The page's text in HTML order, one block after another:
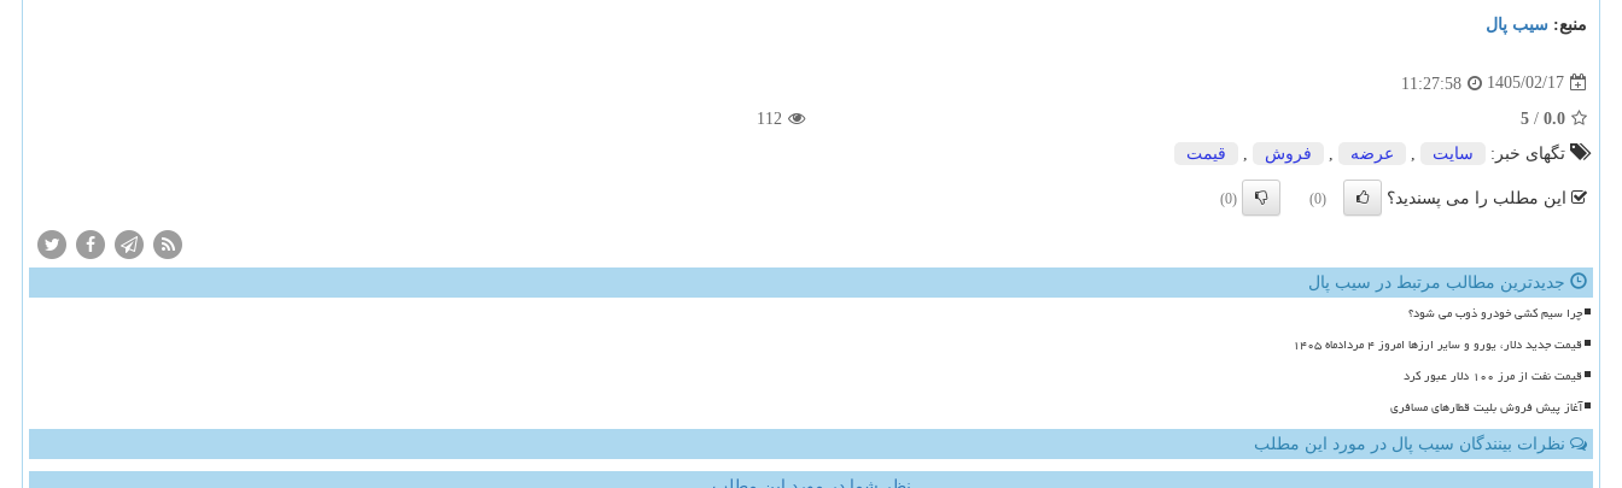
منبع: سیب پال
1405/02/17
11:27:58
0.0
/
5
112
تگهای خبر:
سایت , عرضه , فروش , قیمت
این مطلب را می پسندید؟ (0)
(0)
جدیدترین مطالب مرتبط در سیب پال
چرا سیم کشی خودرو ذوب می شود؟
قیمت جدید دلار، یورو و سایر ارزها امروز ۴ مردادماه ۱۴۰۵
قیمت نفت از مرز ۱۰۰ دلار عبور کرد
آغاز پیش فروش بلیت قطارهای مسافری
نظرات بینندگان سیب پال در مورد این مطلب